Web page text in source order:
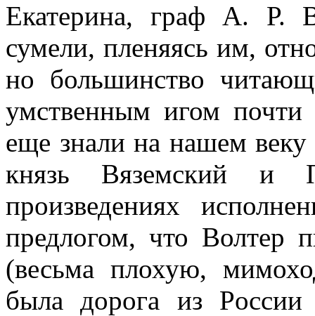
Екатерина, граф А. Р.
сумели, пленяясь им,
но большинство
умственным игом
еще знали на нашем
князь Вяземский и
произведениях
предлогом, что Волтер
(весьма плохую,
была дорога из Poccии